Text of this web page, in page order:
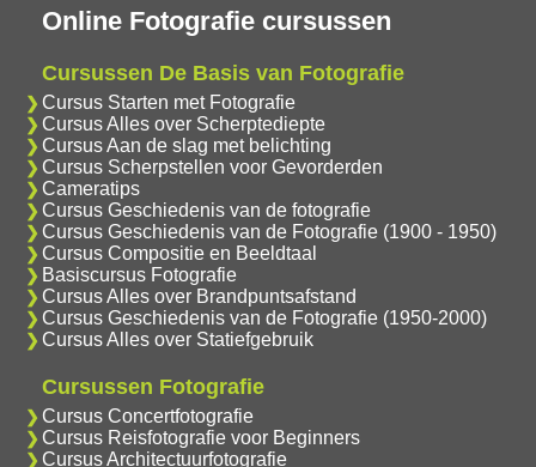
Online Fotografie cursussen
Cursussen De Basis van Fotografie
Cursus Starten met Fotografie
Cursus Alles over Scherptediepte
Cursus Aan de slag met belichting
Cursus Scherpstellen voor Gevorderden
Cameratips
Cursus Geschiedenis van de fotografie
Cursus Geschiedenis van de Fotografie (1900 - 1950)
Cursus Compositie en Beeldtaal
Basiscursus Fotografie
Cursus Alles over Brandpuntsafstand
Cursus Geschiedenis van de Fotografie (1950-2000)
Cursus Alles over Statiefgebruik
Cursussen Fotografie
Cursus Concertfotografie
Cursus Reisfotografie voor Beginners
Cursus Architectuurfotografie